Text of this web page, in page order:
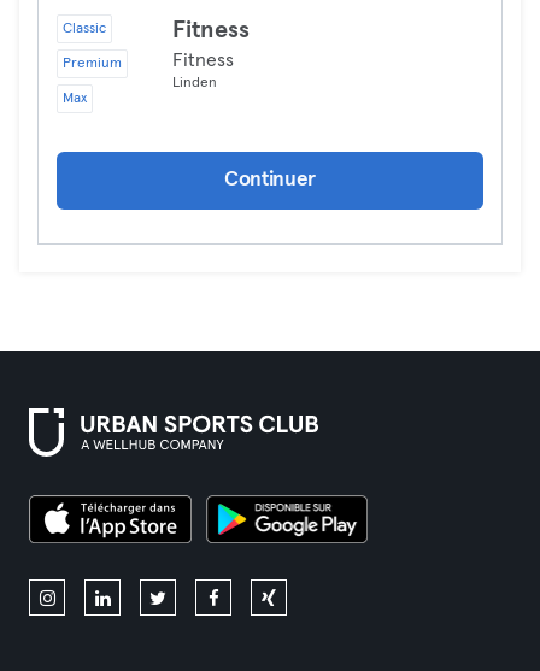
Classic
Premium
Max
Fitness
Fitness
Linden
Continuer